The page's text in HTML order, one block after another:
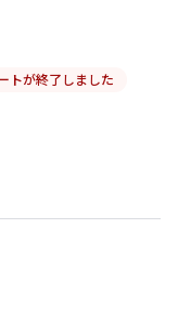
トが終了しました